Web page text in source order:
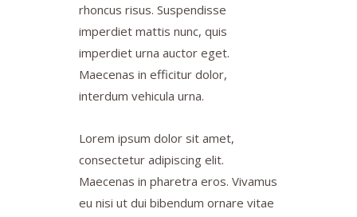
rhoncus risus. Suspendisse
imperdiet mattis nunc, quis
imperdiet urna auctor eget.
Maecenas in efficitur dolor,
interdum vehicula urna.
Lorem ipsum dolor sit amet,
consectetur adipiscing elit.
Maecenas in pharetra eros. Vivamus
eu nisi ut dui bibendum ornare vitae